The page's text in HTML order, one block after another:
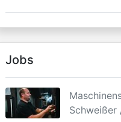
Jobs
Schweißer